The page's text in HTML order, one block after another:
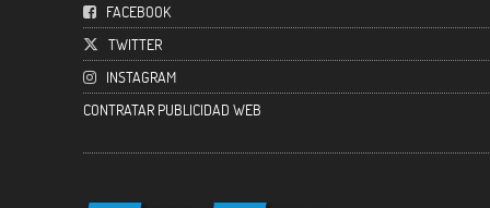
FACEBOOK
TWITTER
INSTAGRAM
CONTRATAR PUBLICIDAD WEB